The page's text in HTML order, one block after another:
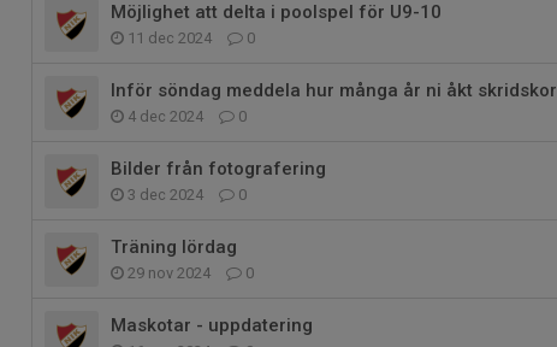
Möjlighet att delta i poolspel för U9-10
11 dec 2024 0
Inför söndag meddela hur många år ni åkt skridskor
4 dec 2024 0
Bilder från fotografering
3 dec 2024 0
Träning lördag
29 nov 2024 0
Maskotar - uppdatering